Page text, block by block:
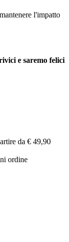
l'impatto
e saremo felici
da € 49,90
ordine